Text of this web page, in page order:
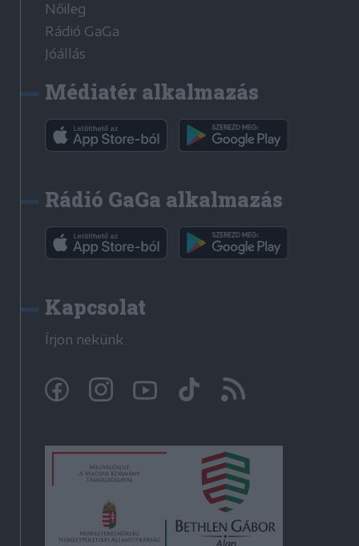
Nőileg
Rádió GaGa
Jóállás
Médiatér alkalmazás
Rádió GaGa alkalmazás
Kapcsolat
Írjon nekünk